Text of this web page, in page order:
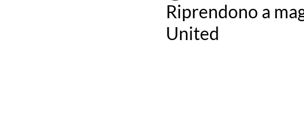
Riprendono a
United